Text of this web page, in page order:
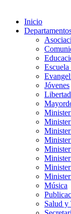
Inicio
Escuela
Jóvenes
Música
Salud y